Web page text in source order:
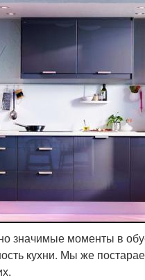
значимые моменты в
кухни. Мы же